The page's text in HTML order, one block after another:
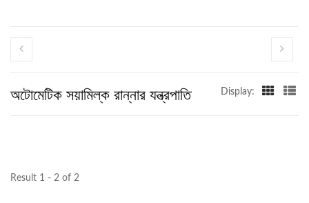
অটোমেটিক সয়ামিল্ক রান্নার যন্ত্রপাতি Display:
Result 1 - 2 of 2